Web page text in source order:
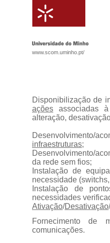
www.scom.uminho.pt/
Disponibilização de
ações associadas
alteração,
Desenvolvimento/
infraestruturas;
Desenvolvimento/
da rede sem fios;
Instalação de
necessidade
Instalação de
necessidades
Ativação/Desativação
Fornecimento de
comunicações.